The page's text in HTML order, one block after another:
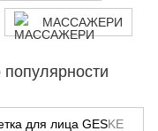
МАССАЖЕРИ
популярности